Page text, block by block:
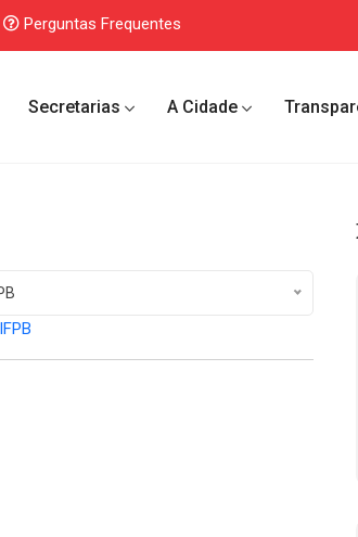
Perguntas Frequentes
Secretarias A Cidade